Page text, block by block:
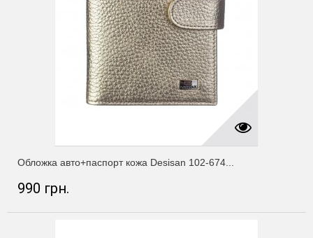
Обложка авто+паспорт кожа Desisan 102-674...
990 грн.